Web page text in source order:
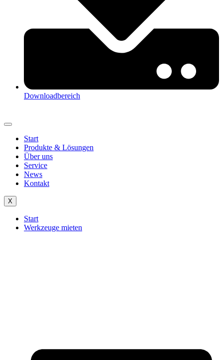
Downloadbereich
Start
Produkte & Lösungen
Über uns
Service
News
Kontakt
X
Start
Werkzeuge mieten